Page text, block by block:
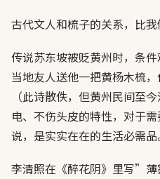
古代文人和梳子的关系，比我
传说苏东坡被贬黄州时，条件
当地友人送他一把黄杨木梳
（此诗散佚，但黄州民间至
电、不伤头皮的特性，对于
说，是实实在在的生活必需品
李清照在《醉花阴》里写”